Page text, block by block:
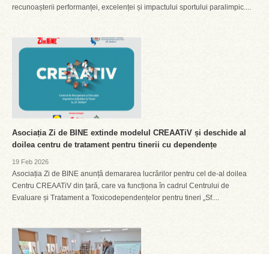
recunoașterii performanței, excelenței și impactului sportului paralimpic....
Asociația Zi de BINE extinde modelul CREAATiV și deschide al
doilea centru de tratament pentru tinerii cu dependențe
19 Feb 2026
Asociația Zi de BINE anunță demararea lucrărilor pentru cel de-al doilea
Centru CREAATiV din țară, care va funcționa în cadrul Centrului de
Evaluare și Tratament a Toxicodependențelor pentru tineri „Sf....